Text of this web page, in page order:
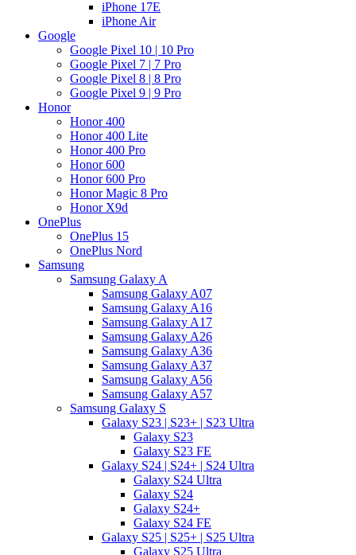
iPhone 17E
iPhone Air
Google
Google Pixel 10 | 10 Pro
Google Pixel 7 | 7 Pro
Google Pixel 8 | 8 Pro
Google Pixel 9 | 9 Pro
Honor
Honor 400
Honor 400 Lite
Honor 400 Pro
Honor 600
Honor 600 Pro
Honor Magic 8 Pro
Honor X9d
OnePlus
OnePlus 15
OnePlus Nord
Samsung
Samsung Galaxy A
Samsung Galaxy A07
Samsung Galaxy A16
Samsung Galaxy A17
Samsung Galaxy A26
Samsung Galaxy A36
Samsung Galaxy A37
Samsung Galaxy A56
Samsung Galaxy A57
Samsung Galaxy S
Galaxy S23 | S23+ | S23 Ultra
Galaxy S23
Galaxy S23 FE
Galaxy S24 | S24+ | S24 Ultra
Galaxy S24 Ultra
Galaxy S24
Galaxy S24+
Galaxy S24 FE
Galaxy S25 | S25+ | S25 Ultra
Galaxy S25 Ultra